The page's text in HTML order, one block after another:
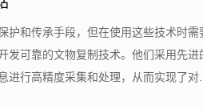
护和传承手段，但在使用这些技术时需
发可靠的文物复制技术。他们采用先进
行高精度采集和处理，从而实现了对